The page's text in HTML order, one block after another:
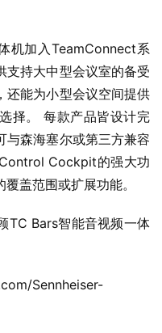
机加入TeamConnect系
支持大中型会议室的备受
还能为小型会议空间提供
择。 每款产品皆设计完
与森海塞尔或第三方兼容
Cockpit的强大功
盖范围或扩展功能。
TC Bars智能音视频一体
Sennheiser-